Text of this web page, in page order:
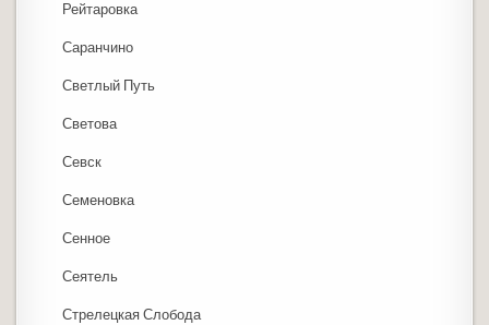
Рейтаровка
Саранчино
Светлый Путь
Светова
Севск
Семеновка
Сенное
Сеятель
Стрелецкая Слобода